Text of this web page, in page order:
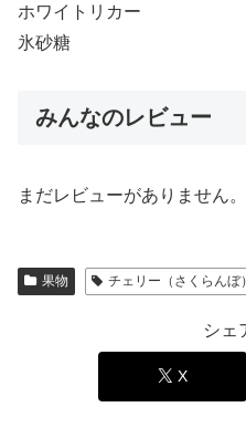
ホワイトリカー
氷砂糖
みんなのレビュー
まだレビューがありません。
果物 チェリー（さくらんぼ）
シェ
X